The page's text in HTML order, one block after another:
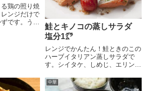
鶏の照り焼
ンジだけで
です。うな
鮭とキノコの蒸しサラダ
塩分1㌘
レンジでかんたん！鮭ときのこの
ハーブイタリアン蒸しサラダで
す。シイタケ、しめじ、エリンギ
中華